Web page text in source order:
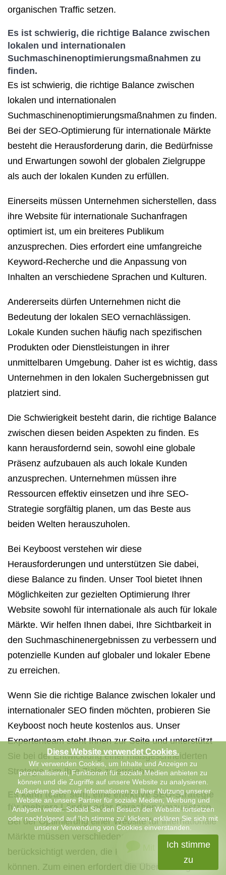
organischen Traffic setzen.
Es ist schwierig, die richtige Balance zwischen
lokalen und internationalen
Suchmaschinenoptimierungsmaßnahmen zu
finden.
Es ist schwierig, die richtige Balance zwischen
lokalen und internationalen
Suchmaschinenoptimierungsmaßnahmen zu finden.
Bei der SEO-Optimierung für internationale Märkte
besteht die Herausforderung darin, die Bedürfnisse
und Erwartungen sowohl der globalen Zielgruppe
als auch der lokalen Kunden zu erfüllen.
Einerseits müssen Unternehmen sicherstellen, dass
ihre Website für internationale Suchanfragen
optimiert ist, um ein breiteres Publikum
anzusprechen. Dies erfordert eine umfangreiche
Keyword-Recherche und die Anpassung von
Inhalten an verschiedene Sprachen und Kulturen.
Andererseits dürfen Unternehmen nicht die
Bedeutung der lokalen SEO vernachlässigen.
Lokale Kunden suchen häufig nach spezifischen
Produkten oder Dienstleistungen in ihrer
unmittelbaren Umgebung. Daher ist es wichtig, dass
Unternehmen in den lokalen Suchergebnissen gut
platziert sind.
Die Schwierigkeit besteht darin, die richtige Balance
zwischen diesen beiden Aspekten zu finden. Es
kann herausfordernd sein, sowohl eine globale
Präsenz aufzubauen als auch lokale Kunden
anzusprechen. Unternehmen müssen ihre
Ressourcen effektiv einsetzen und ihre SEO-
Strategie sorgfältig planen, um das Beste aus
beiden Welten herauszuholen.
Bei Keyboost verstehen wir diese
Herausforderungen und unterstützen Sie dabei,
diese Balance zu finden. Unser Tool bietet Ihnen
Möglichkeiten zur gezielten Optimierung Ihrer
Website sowohl für internationale als auch für lokale
Märkte. Wir helfen Ihnen dabei, Ihre Sichtbarkeit in
den Suchmaschinenergebnissen zu verbessern und
potenzielle Kunden auf globaler und lokaler Ebene
zu erreichen.
Wenn Sie die richtige Balance zwischen lokaler und
internationaler SEO finden möchten, probieren Sie
Keyboost noch heute kostenlos aus. Unser
Expertenteam steht Ihnen zur Seite und unterstützt
Sie bei der Entwicklung einer maßgeschneiderten
Strategie, um Ihre Ziele zu erreichen.
Es kann teuer sein, eine effektive SEO-Strategie
für mehrere Länder oder Sprachen umzusetzen.
Bei der Optimierung einer Website für internationale
Märkte müssen verschiedene Aspekte
berücksichtigt werden, die Kosten verursachen
können. Zum einen erfordert die Übersetzung von
Mit uns chatten
Diese Website verwendet Cookies.
Wir verwenden Cookies, um Inhalte und Anzeigen zu
personalisieren, Funktionen für soziale Medien anbieten zu
können und die Zugriffe auf unsere Website zu analysieren.
Außerdem geben wir Informationen zu Ihrer Nutzung unserer
Website an unsere Partner für soziale Medien, Werbung und
Analysen weiter. Sobald Sie den Besuch der Website fortsetzen
oder nachfolgend auf 'Ich stimme zu' klicken, erklären Sie sich mit
unserer Verwendung von Cookies einverstanden.
Ich stimme
zu